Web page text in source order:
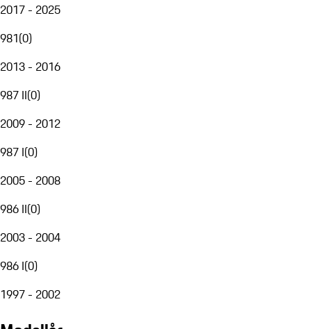
2017 - 2025
981(0)
2013 - 2016
987 II(0)
2009 - 2012
987 I(0)
2005 - 2008
986 II(0)
2003 - 2004
986 I(0)
1997 - 2002